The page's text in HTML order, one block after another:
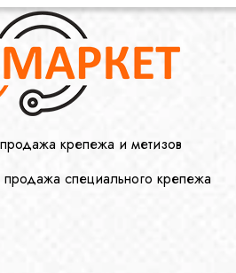
крепежа и метизов
продажа специального крепежа